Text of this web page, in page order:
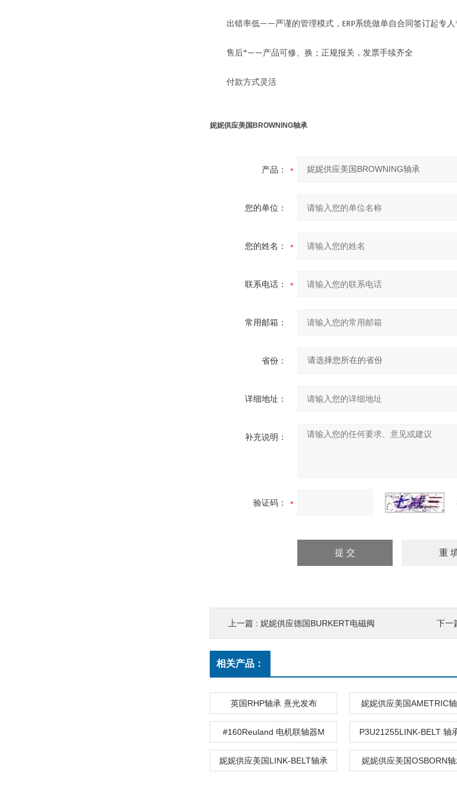
出错率低——严谨的管理模式， ERP系统做单自合同签订起专
售后*——产品可修、换；正规报关，发票手续齐全
付款方式灵活
妮妮供应美国BROWNING轴承
产品：
您的单位：
您的姓名：
联系电话：
常用邮箱：
省份：
详细地址：
补充说明：
验证码：
上一篇 : 妮妮供应德国BURKERT电磁阀 下一
相关产品：
英国RHP轴承 熹光发布 妮妮供应美国AMETRIC
#160Reuland 电机联轴器M P3U21255LINK-BELT 轴
妮妮供应美国LINK-BELT轴承 妮妮供应美国OSBORN轴